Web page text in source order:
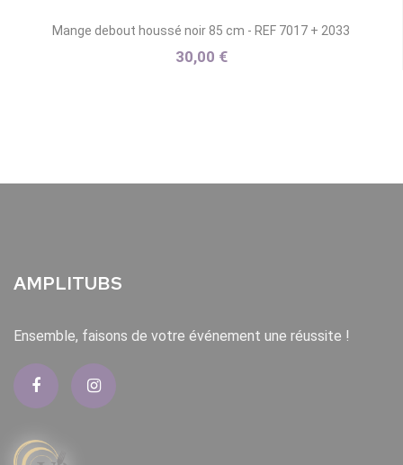
Mange debout houssé noir 85 cm - REF 7017 + 2033
30,00 €
AMPLITUBS
Ensemble, faisons de votre événement une réussite !